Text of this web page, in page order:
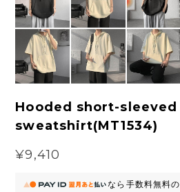
Hooded short-sleeved
sweatshirt(MT1534)
¥9,410
なら 手数料無料の